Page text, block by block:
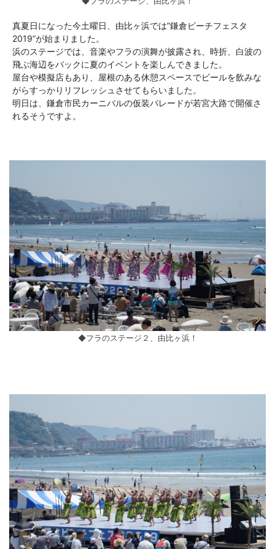
真夏日になった今土曜日、由比ヶ浜では”鎌倉ビーチフェスタ
2019”が始まりました。
浜のステージでは、音楽やフラの演舞が披露され、時折、白波の
飛ぶ海辺をバックに夏のイベントを楽しんできました。
屋台や模擬店もあり、屋根のある休憩スペースでビールを飲みな
がらすっかりリフレッシュさせてもらいました。
明日は、鎌倉市民カーニバルの仮装パレードが若宮大路で開催さ
れるそうですよ。
◆フラのステージ２、由比ヶ浜！